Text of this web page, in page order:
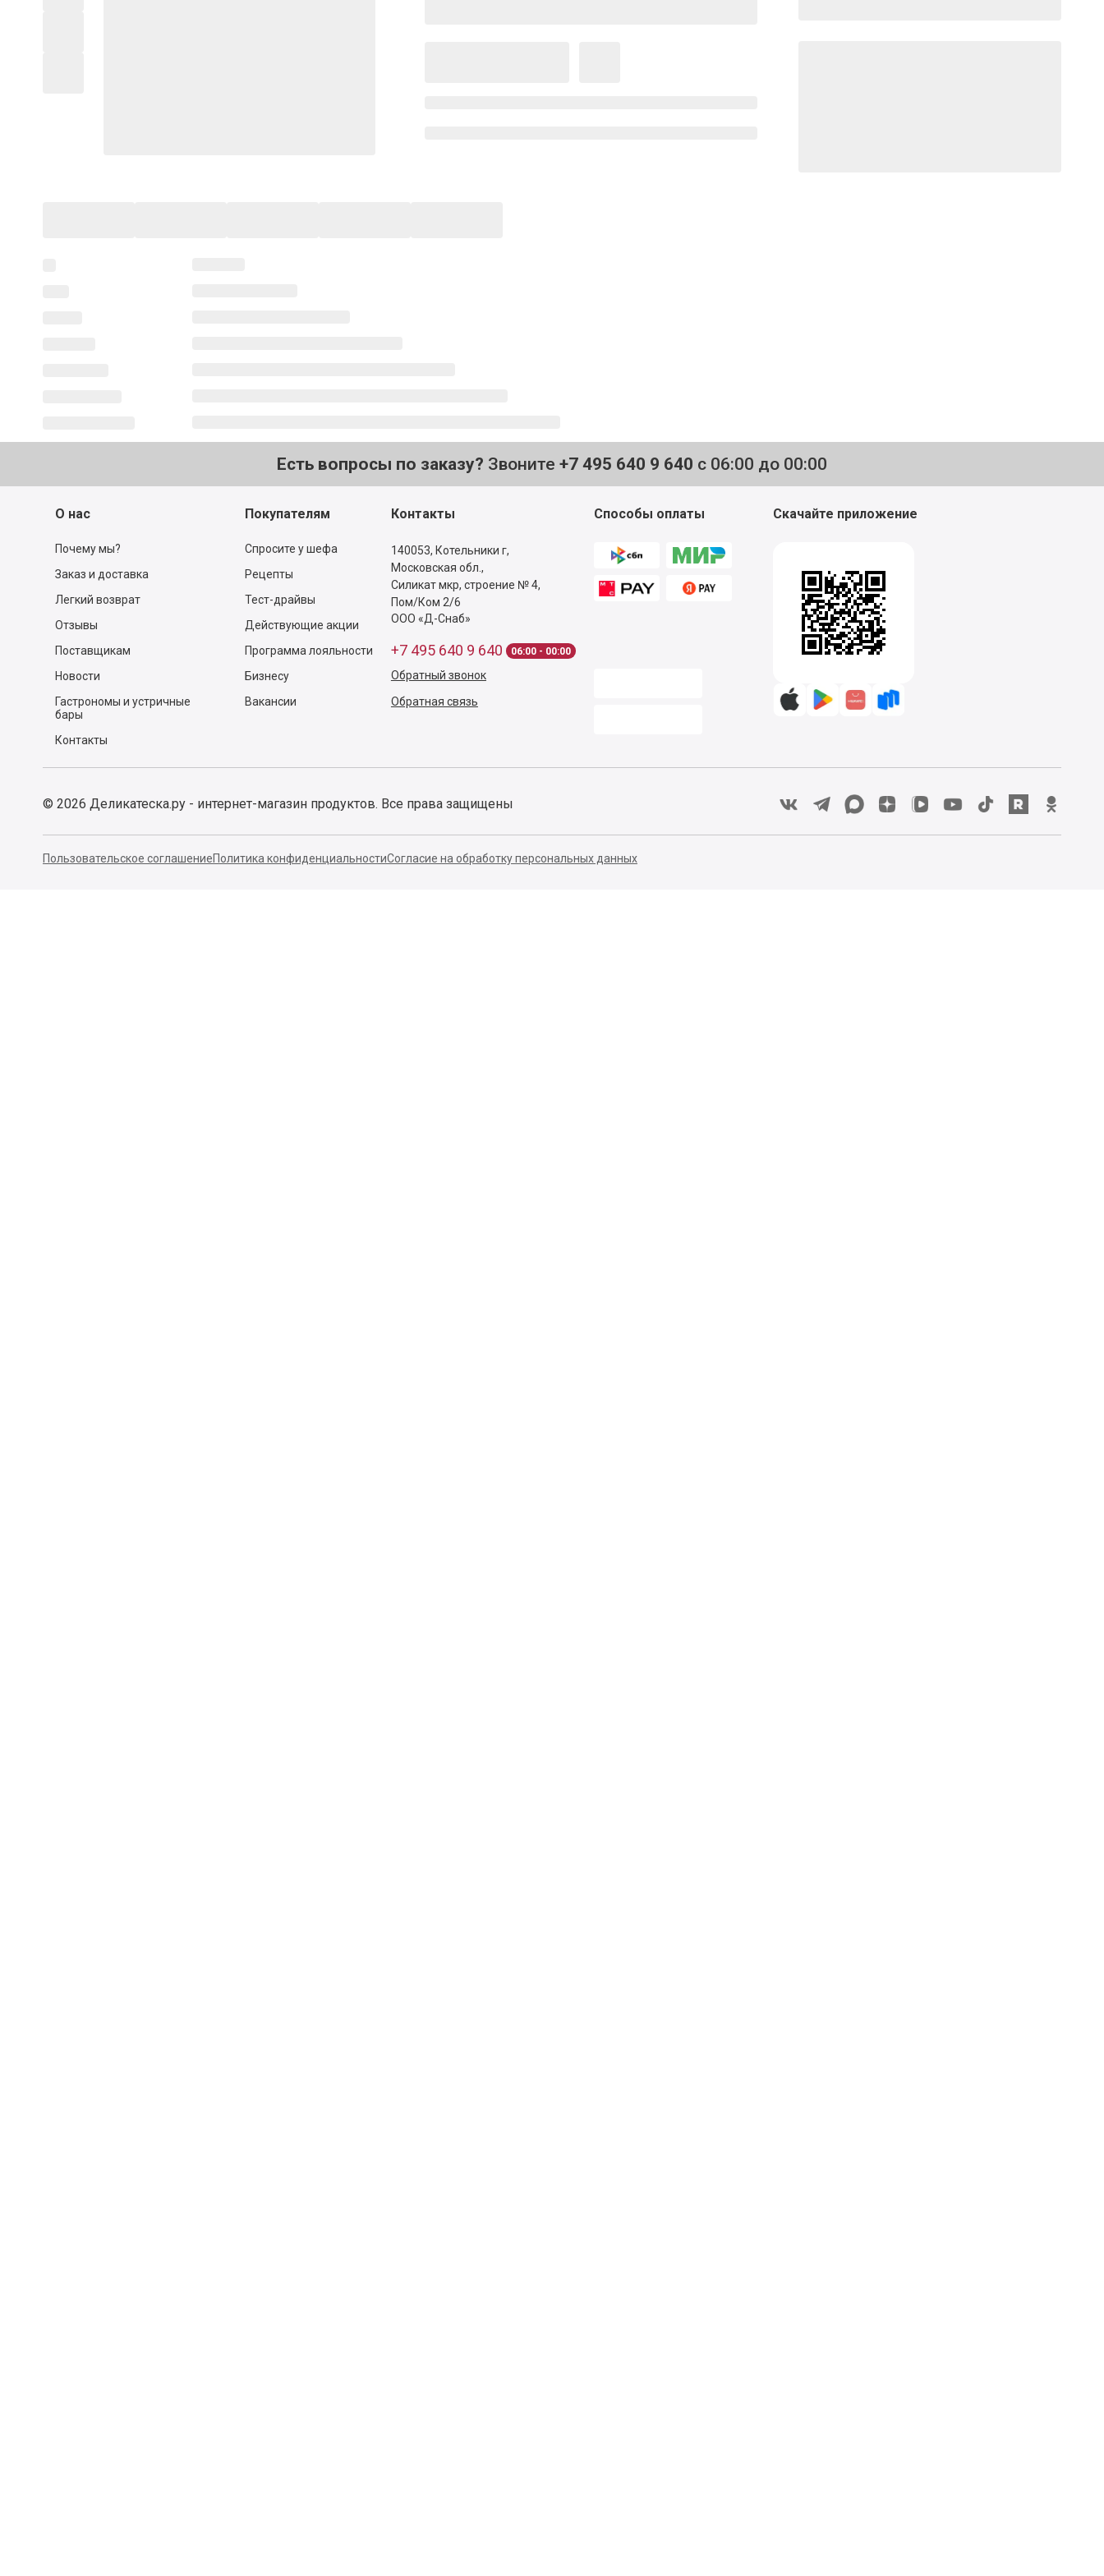
Есть вопросы по заказу? Звоните +7 495 640 9 640 с 06:00 до 00:00
О нас
Почему мы?
Заказ и доставка
Легкий возврат
Отзывы
Поставщикам
Новости
Гастрономы и устричные
бары
Контакты
Покупателям
Спросите у шефа
Рецепты
Тест-драйвы
Действующие акции
Программа лояльности
Бизнесу
Вакансии
Контакты
140053, Котельники г,
Московская обл.,
Силикат мкр, строение № 4,
Пом/Ком 2/6
ООО «Д-Снаб»
+7 495 640 9 640 06:00 - 00:00
Обратный звонок
Обратная связь
Способы оплаты Скачайте приложение
© 2026 Деликатеска.ру - интернет-магазин продуктов. Все права защищены
Пользовательское соглашениеПолитика конфиденциальностиСогласие на обработку персональных данных